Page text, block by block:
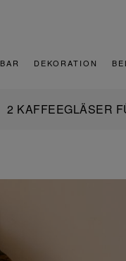
BAR DEKORATION
2 KAFFEEGLÄSER